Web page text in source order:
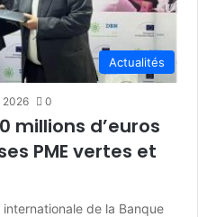
Actualités
2026 0
millions d’euros
PME vertes et
de la Banque